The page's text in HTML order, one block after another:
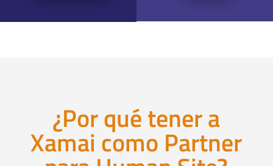
¿Por qué tener a
Xamai como Partner